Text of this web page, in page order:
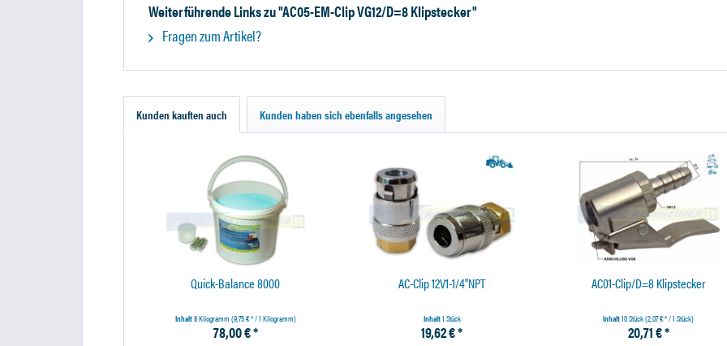
Weiterführende Links zu "AC05-EM-Clip VG12/D=8 Klipstecker"
Fragen zum Artikel?
Kunden kauften auch Kunden haben sich ebenfalls angesehen
Quick-Balance 8000
Inhalt8 Kilogramm (9,75 € * / 1 Kilogramm)
78,00 € *
AC-Clip 12V1-1/4"NPT
Inhalt1 Stück
19,62 € *
AC01-Clip/D=8 Klipstecker
Inhalt10 Stück(2,07 € * / 1 Stück)
20,71 € *